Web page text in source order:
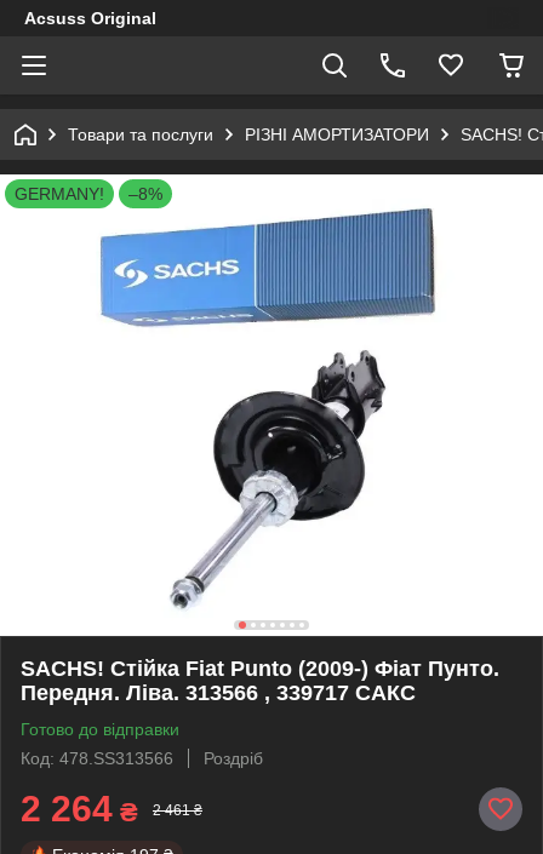
Acsuss Original
Товари та послуги РІЗНІ АМОРТИЗАТОРИ SACHS!
GERMANY! –8%
SACHS! Стійка Fiat Punto (2009-) Фіат Пунто.
Передня. Ліва. 313566 , 339717 САКС
Готово до відправки
Код: 478.SS313566
Роздріб
2 264 ₴ 2 461 ₴